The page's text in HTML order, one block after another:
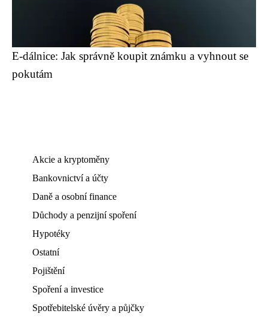
E-dálnice: Jak správně koupit známku a vyhnout se
pokutám
Akcie a kryptoměny
Bankovnictví a účty
Daně a osobní finance
Důchody a penzijní spoření
Hypotéky
Ostatní
Pojištění
Spoření a investice
Spotřebitelské úvěry a půjčky